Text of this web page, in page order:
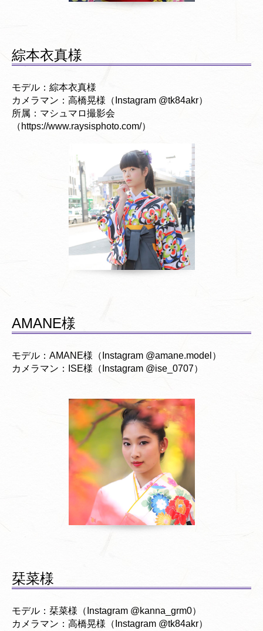
綜本衣真様
モデル：綜本衣真様
カメラマン：高橋晃様（Instagram @tk84akr）
所属：マシュマロ撮影会
（https://www.raysisphoto.com/）
AMANE様
モデル：AMANE様（Instagram @amane.model）
カメラマン：ISE様（Instagram @ise_0707）
栞菜様
モデル：栞菜様（Instagram @kanna_grm0）
カメラマン：高橋晃様（Instagram @tk84akr）